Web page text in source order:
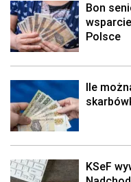
Bon
Polsce
Ile
KSeF